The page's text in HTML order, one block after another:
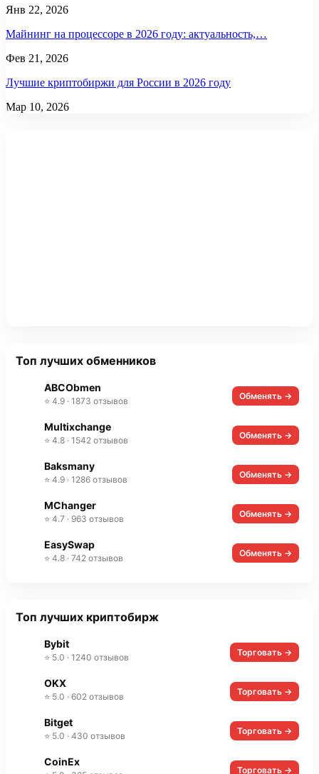
Янв 22, 2026
Майнинг на процессоре в 2026 году: актуальность,…
Фев 21, 2026
Лучшие криптобиржи для России в 2026 году
Мар 10, 2026
Топ лучших обменников
ABCObmen
⭐ 4.9 · 1873 отзывов Обменять →
Multixchange
⭐ 4.8 · 1542 отзывов Обменять →
Baksmany
⭐ 4.9 · 1286 отзывов Обменять →
MChanger
⭐ 4.7 · 963 отзывов Обменять →
EasySwap
⭐ 4.8 · 742 отзывов Обменять →
Топ лучших криптобирж
Bybit
⭐ 5.0 · 1240 отзывов Торговать →
OKX
⭐ 5.0 · 602 отзывов Торговать →
Bitget
⭐ 5.0 · 430 отзывов Торговать →
CoinEx
Торговать →